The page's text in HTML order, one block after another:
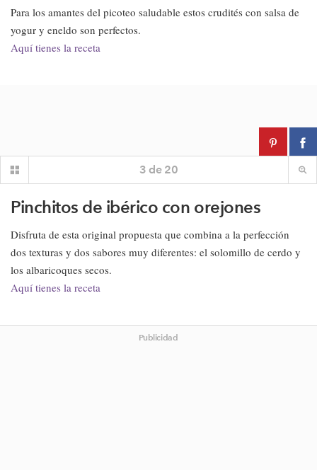
Para los amantes del picoteo saludable estos crudités con salsa de
yogur y eneldo son perfectos.
Aquí tienes la receta
3 de 20
Pinchitos de ibérico con orejones
Disfruta de esta original propuesta que combina a la perfección
dos texturas y dos sabores muy diferentes: el solomillo de cerdo y
los albaricoques secos.
Aquí tienes la receta
Publicidad